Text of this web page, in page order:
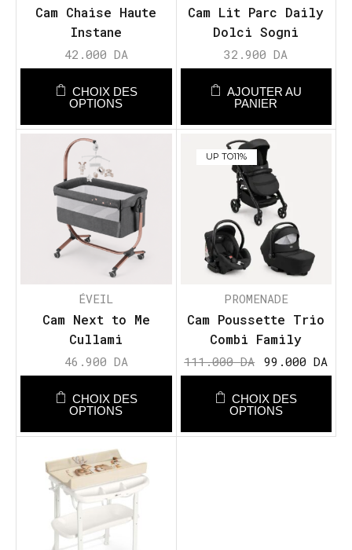
Cam Chaise Haute
Instane
42.000 DA
CHOIX DES
OPTIONS
Cam Lit Parc Daily
Dolci Sogni
32.900DA
AJOUTER AU
PANIER
ÉVEIL
Cam Next to Me
Cullami
46.900 DA
CHOIX DES
OPTIONS
UP TO11%
PROMENADE
Cam Poussette Trio
Combi Family
111.000DA 99.000DA
CHOIX DES
OPTIONS